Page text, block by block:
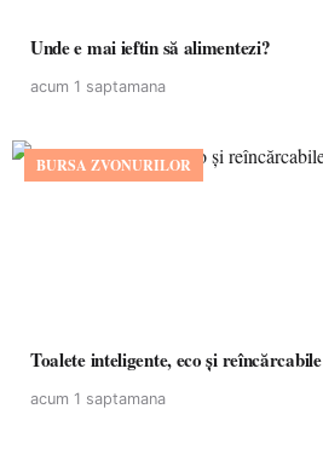
Unde e mai ieftin să alimentezi?
acum 1 saptamana
BURSA ZVONURILOR
Toalete inteligente, eco și reîncărcabile
acum 1 saptamana